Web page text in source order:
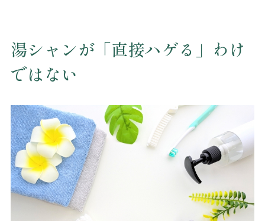
湯シャンが「直接ハゲる」わけ
ではない